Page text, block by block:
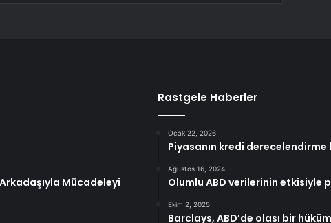
Mücadeleyi
Rastgele Haberler
Ocak 22, 2026
Piyasanın kredi
Ağustos 16, 2024
Olumlu ABD verilerinin etkisiyle
Ekim 2, 2025
Barclays, ABD’de olası bir